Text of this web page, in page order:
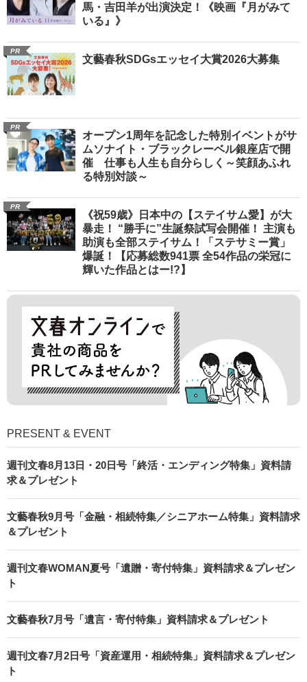
馬・吉田羊が出演決定！《映画『月がみて
いる』》
PR
文藝春秋SDGsエッセイ大賞2026大募集
PR
オープン1周年を記念した特別イベントがサ
ムソナイト・ブラックレーベル銀座店で開
催 仕事も人生も自分らしく～笑顔あふれ
る特別対談～
PR
《祝59歳》日本中の【ステイサム愛】が大
暴走！ “勝手に”生誕祭試写会開催！ 主演も
助演も全部ステイサム！「ステサミー賞」
爆誕！【応募総数941票 全54作品の栄冠に
輝いた作品とはー!?】
PRESENT & EVENT
週刊文春8月13日・20日号「終活・エンディング特集」資料請
求＆プレゼント
文藝春秋9月号「金融・相続特集／シニアホーム特集」資料請求
＆プレゼント
週刊文春WOMAN夏号「遺贈・寄付特集」資料請求＆プレゼン
ト
文藝春秋7月号「遺言・寄付特集」資料請求＆プレゼント
週刊文春7月2日号「資産運用・相続特集」資料請求＆プレゼン
ト